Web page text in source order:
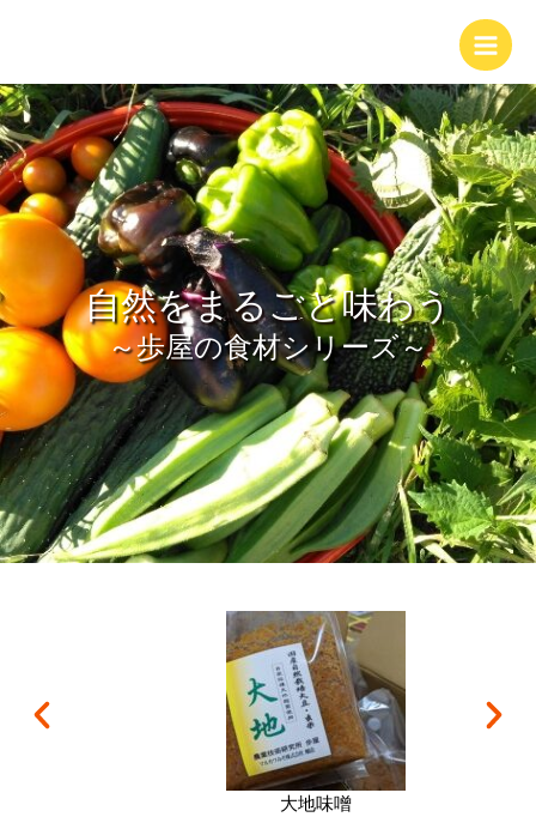
ス
キ
ッ
プ
Main
自然をまるごと味わう
～歩屋の食材シリーズ～
大地味噌